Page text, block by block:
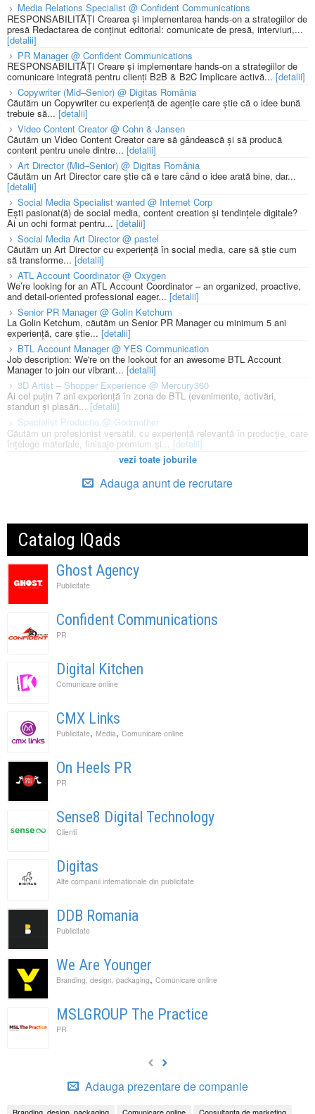
Media Relations Specialist @ Confident Communications
RESPONSABILITĂȚI Crearea și implementarea hands-on a strategiilor de
presă Redactarea de conținut editorial: comunicate de presă, interviuri,...
[detalii]
PR Manager @ Confident Communications
RESPONSABILITĂȚI Creare și implementare hands-on a strategiilor de
comunicare integrată pentru clienți B2B & B2C Implicare activă... [detalii]
Copywriter (Mid–Senior) @ Digitas România
Căutăm un Copywriter cu experiență de agenție care știe că o idee bună
trebuie să... [detalii]
Video Content Creator @ Cohn & Jansen
Căutăm un Video Content Creator care să gândească și să producă
content pentru unele dintre... [detalii]
Art Director (Mid–Senior) @ Digitas România
Căutăm un Art Director care știe că e tare când o idee arată bine, dar...
[detalii]
Social Media Specialist wanted @ Internet Corp
Ești pasionat(ă) de social media, content creation și tendințele digitale?
Ai un ochi format pentru... [detalii]
Social Media Art Director @ pastel
Căutăm un Art Director cu experiență în social media, care să știe cum
să transforme... [detalii]
ATL Account Coordinator @ Oxygen
We’re looking for an ATL Account Coordinator – an organized, proactive,
and detail-oriented professional eager... [detalii]
Senior PR Manager @ Golin Ketchum
La Golin Ketchum, căutăm un Senior PR Manager cu minimum 5 ani
experiență, care știe... [detalii]
BTL Account Manager @ YES Communication
Job description: We're on the lookout for an awesome BTL Account
Manager to join our vibrant... [detalii]
3D Artist – Shopper Experience @ Mercury360
Ai cel puțin 7 ani experiență în zona de BTL (evenimente, activări,
standuri și plasări... [detalii]
Specialist Productie @ Godmother
Căutăm un profesionist versatil, cu experiență relevantă în producție, care
înțelege materiale, finisaje premium și... [detalii]
vezi toate joburile
Adauga anunt de recrutare
Catalog IQads
Ghost Agency
Publicitate
Confident Communications
PR
Digital Kitchen
Comunicare online
CMX Links
Publicitate, Media, Comunicare online
On Heels PR
PR
Sense8 Digital Technology
Clienti
Digitas
Alte companii internationale din publicitate
DDB Romania
Publicitate
We Are Younger
Branding, design, packaging, Comunicare online
MSLGROUP The Practice
PR
Adauga prezentare de companie
Branding, design, packaging Comunicare online Consultanta de marketing